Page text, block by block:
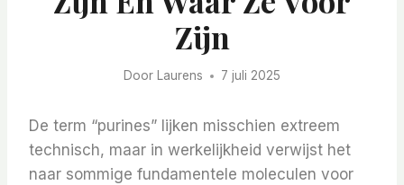
Zijn
Door Laurens 7 juli 2025
De term “purines” lijken misschien extreem
technisch, maar in werkelijkheid verwijst het
naar sommige fundamentele moleculen voor